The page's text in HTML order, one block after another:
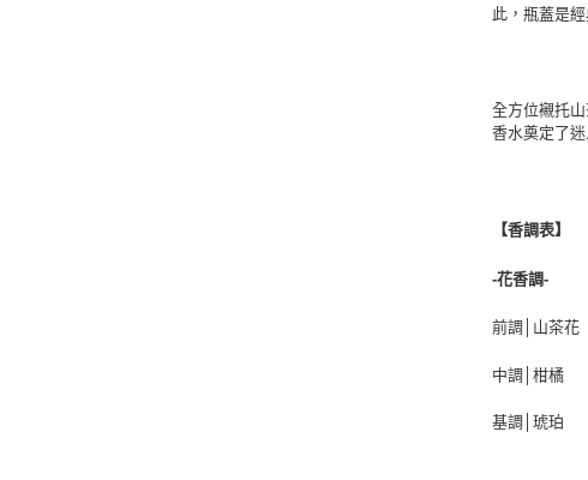
此，瓶蓋是
全方位襯托
香水奠定了迷
【香調表】
-花香調-
前調│山茶花
中調│柑橘
基調│琥珀